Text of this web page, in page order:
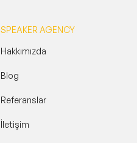
SPEAKER AGENCY
Hakkımızda
Blog
Referanslar
İletişim